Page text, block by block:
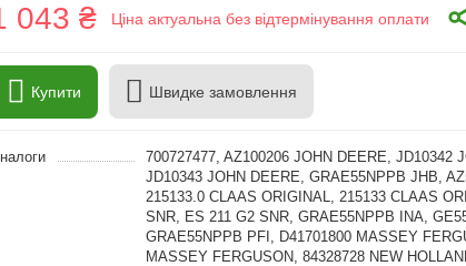
043 ₴ Ціна актуальна без відтермінування оплати
Купити Швидке замовлення
700727477, AZ100206 JOHN DEERE, JD10342
JD10343 JOHN DEERE, GRAE55NPPB JHB,
215133.0 CLAAS ORIGINAL, 215133 CLAAS
SNR, ES 211 G2 SNR, GRAE55NPPB INA,
GRAE55NPPB PFI, D41701800 MASSEY
MASSEY FERGUSON, 84328728 NEW